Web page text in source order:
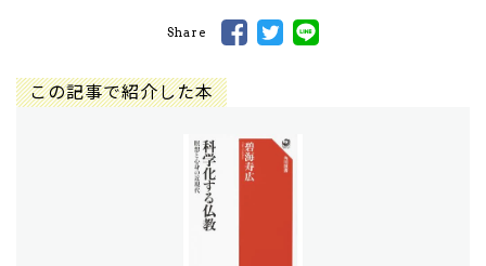
Share
この記事で紹介した本